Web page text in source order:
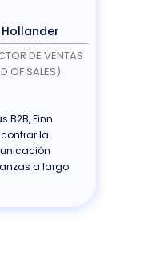
Hollander
DE VENTAS
OF SALES)
B2B, Finn
la
a largo